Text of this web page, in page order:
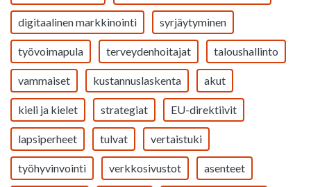
digitaalinen markkinointi syrjäytyminen
työvoimapula terveydenhoitajat taloushallinto
vammaiset kustannuslaskenta akut
kieli ja kielet strategiat EU-direktiivit
lapsiperheet tulvat vertaistuki
työhyvinvointi verkkosivustot asenteet